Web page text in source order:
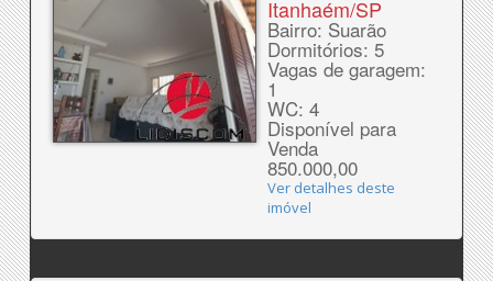
Itanhaém/SP
Bairro: Suarão
Dormitórios: 5
Vagas de garagem:
1
WC: 4
Disponível para
Venda
850.000,00
Ver detalhes deste
imóvel